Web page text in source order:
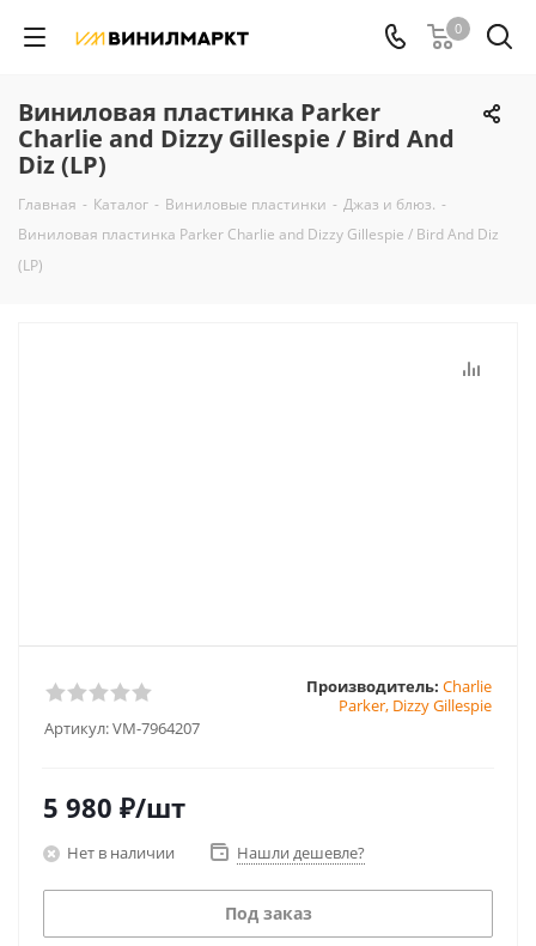
0
Виниловая пластинка Parker
Charlie and Dizzy Gillespie / Bird And
Diz (LP)
Главная - Каталог - Виниловые пластинки - Джаз и блюз. -
Виниловая пластинка Parker Charlie and Dizzy Gillespie / Bird And Diz
(LP)
Артикул:VM-7964207
Производитель: Charlie
Parker, Dizzy Gillespie
5 980 ₽/шт
Нет в наличии Нашли дешевле?
Под заказ